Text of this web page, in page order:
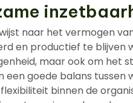
naar het vermogen
en productief te blijven
maar ook om het
goede balans tussen
binnen de